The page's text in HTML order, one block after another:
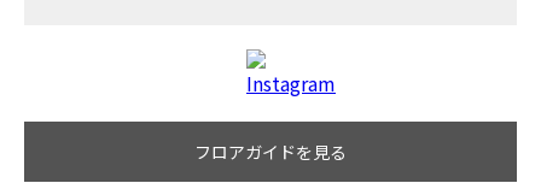
フロアガイドを見る